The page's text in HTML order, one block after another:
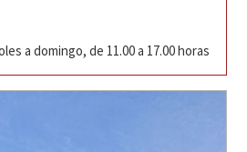
a domingo, de 11.00 a 17.00 horas